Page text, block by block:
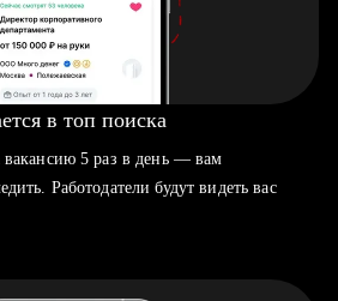
в топ поиска
5 раз в день — вам
Работодатели будут видеть вас